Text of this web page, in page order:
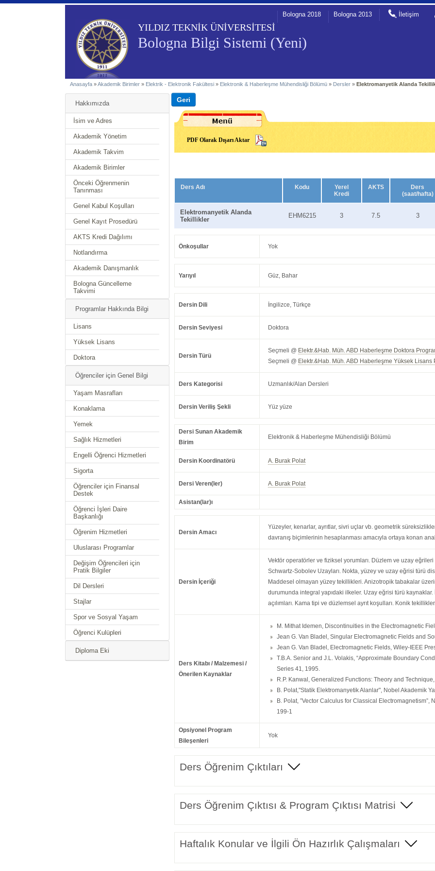
YILDIZ TEKNİK ÜNİVERSİTESİ
Bologna Bilgi Sistemi (Yeni)
Bologna 2018 Bologna 2013 İletişim
Anasayfa »Akademik Birimler » Elektrik - Elektronik Fakültesi » Elektronik & Haberleşme Mühendisliği Bölümü » Dersler »Elektromanyetik Alanda
Hakkımızda
İsim ve Adres
Akademik Yönetim
Akademik Takvim
Akademik Birimler
Önceki Öğrenmenin
Tanınması
Genel Kabul Koşulları
Genel Kayıt Prosedürü
AKTS Kredi Dağılımı
Notlandırma
Akademik Danışmanlık
Bologna Güncelleme
Takvimi
Programlar Hakkında Bilgi
Lisans
Yüksek Lisans
Doktora
Öğrenciler için Genel Bilgi
Yaşam Masrafları
Konaklama
Yemek
Sağlık Hizmetleri
Engelli Öğrenci Hizmetleri
Sigorta
Öğrenciler için Finansal
Destek
Öğrenci İşleri Daire
Başkanlığı
Öğrenim Hizmetleri
Uluslarası Programlar
Değişim Öğrencileri için
Pratik Bilgiler
Dil Dersleri
Stajlar
Spor ve Sosyal Yaşam
Öğrenci Kulüpleri
Diploma Eki
PDF Olarak Dışarı Aktar
Ders Adı Kodu
Yerel
Kredi
AKTS
Ders
(saat/hafta)
Elektromanyetik Alanda
Tekillikler
EHM6215 3 7.5 3
Önkoşullar Yok
Yarıyıl Güz, Bahar
Dersin Dili İngilizce, Türkçe
Dersin Seviyesi Doktora
Dersin Türü
Seçmeli @ Elektr.&Hab. Müh. ABD Haberleşme Doktora
Seçmeli @ Elektr.&Hab. Müh. ABD Haberleşme Yüksek Lisans
Ders Kategorisi Uzmanlık/Alan Dersleri
Dersin Veriliş Şekli Yüz yüze
Dersi Sunan Akademik
Birim
Elektronik & Haberleşme Mühendisliği Bölümü
Dersin Koordinatörü A. Burak Polat
Dersi Veren(ler) A. Burak Polat
Asistan(lar)ı
Dersin Amacı
Yüzeyler, kenarlar, ayrıtlar, sivri uçlar vb. geometrik
davranış biçimlerinin hesaplanması amacıyla ortaya konan
Dersin İçeriği
Vektör operatörler ve fiziksel yorumları. Düzlem ve uzay
Schwartz-Sobolev Uzayları. Nokta, yüzey ve uzay eğrisi türü
Maddesel olmayan yüzey tekillikleri. Anizotropik tabakalar
durumunda integral yapıdaki ilkeler. Uzay eğrisi türü
açılımları. Kama tipi ve düzlemsel ayrıt koşulları. Konik
Ders Kitabı / Malzemesi /
Önerilen Kaynaklar
M. Mithat Idemen, Discontinuities in the Electromagnetic
Jean G. Van Bladel, Singular Electromagnetic Fields and
Jean G. Van Bladel, Electromagnetic Fields, Wiley-IEEE
T.B.A. Senior and J.L. Volakis, “Approximate Boundary
Series 41, 1995.
R.P. Kanwal, Generalized Functions: Theory and
B. Polat,"Statik Elektromanyetik Alanlar", Nobel Akademik
B. Polat, ”Vector Calculus for Classical Electromagnetism”,
199-1
Opsiyonel Program
Bileşenleri
Yok
Ders Öğrenim Çıktıları
Ders Öğrenim Çıktısı & Program Çıktısı Matrisi
Haftalık Konular ve İlgili Ön Hazırlık Çalışmaları